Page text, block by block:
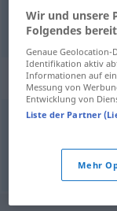
sengen torrar
© OpenThesaurus-
Wir und unsere
Folgendes
Genaue Geolocation-
Identifikation aktiv
Informationen auf
Messung von
Entwicklung von
Liste der Partner
Mehr